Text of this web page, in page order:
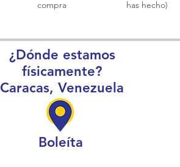
compra
has hecho)
¿Dónde estamos
físicamente?
Caracas, Venezuela
Boleíta